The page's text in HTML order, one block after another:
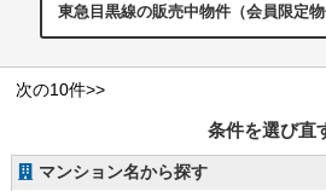
東急目黒線の販売中物件（会員限定
次の10件>>
条件を選び直
マンション名から探す